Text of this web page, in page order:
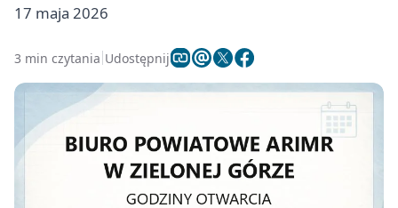
17 maja 2026
3 min czytania Udostępnij